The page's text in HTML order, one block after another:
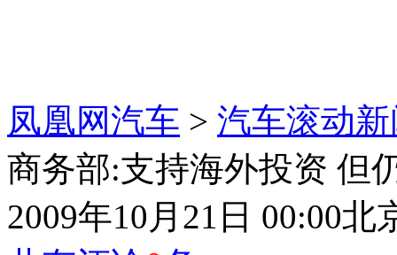
凤凰网汽车 > 汽车滚动
商务部:支持海外投资 但
2009年10月21日 00:00北